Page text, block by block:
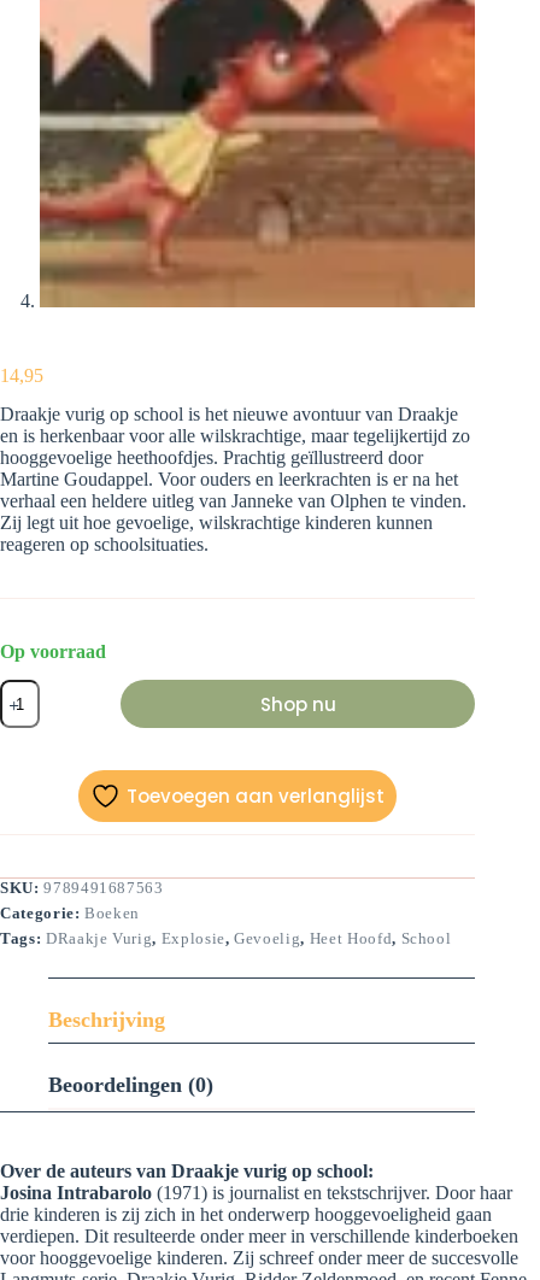
14,95
Draakje vurig op school is het nieuwe avontuur van Draakje
en is herkenbaar voor alle wilskrachtige, maar tegelijkertijd zo
hooggevoelige heethoofdjes. Prachtig geïllustreerd door
Martine Goudappel. Voor ouders en leerkrachten is er na het
verhaal een heldere uitleg van Janneke van Olphen te vinden.
Zij legt uit hoe gevoelige, wilskrachtige kinderen kunnen
reageren op schoolsituaties.
Op voorraad
Draakje
Vurig
op
Shop nu
Toevoegen aan verlanglijst
SKU:9789491687563
Categorie:Boeken
Tags: DRaakje Vurig, Explosie,Gevoelig, Heet Hoofd, School
Beschrijving
Beoordelingen (0)
Over de auteurs van Draakje vurig op school:
Josina Intrabarolo (1971) is journalist en tekstschrijver. Door haar
drie kinderen is zij zich in het onderwerp hooggevoeligheid gaan
verdiepen. Dit resulteerde onder meer in verschillende kinderboeken
voor hooggevoelige kinderen. Zij schreef onder meer de succesvolle